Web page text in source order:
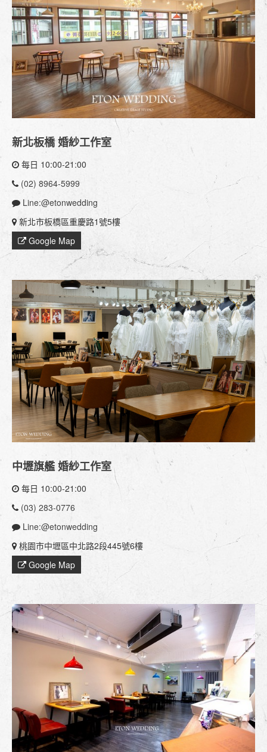
新北板橋 婚紗工作室
每日 10:00-21:00
(02) 8964-5999
Line:@etonwedding
新北市板橋區重慶路1號5樓
Google Map
中壢旗艦 婚紗工作室
每日 10:00-21:00
(03) 283-0776
Line:@etonwedding
桃園市中壢區中北路2段445號6樓
Google Map